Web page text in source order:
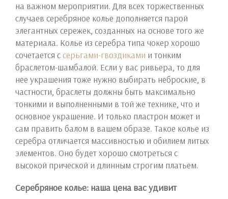
на важном мероприятии. Для всех торжественных
случаев серебряное колье дополняется парой
элегантных сережек, созданных на основе того же
материала. Колье из серебра типа чокер хорошо
сочетается ссерьгами-гвоздиками и тонким
браслетом-шамбалой. Если у вас ривьера, то для
нее украшения тоже нужно выбирать неброские, в
частности, браслеты должны быть максимально
тонкими и выполненными в той же технике, что и
основное украшение. И только пластрон может и
сам править балом в вашем образе. Такое колье из
серебра отличается массивностью и обилием литых
элементов. Оно будет хорошо смотреться с
высокой прической и длинным строгим платьем.
Серебряное колье: наша цена вас удивит